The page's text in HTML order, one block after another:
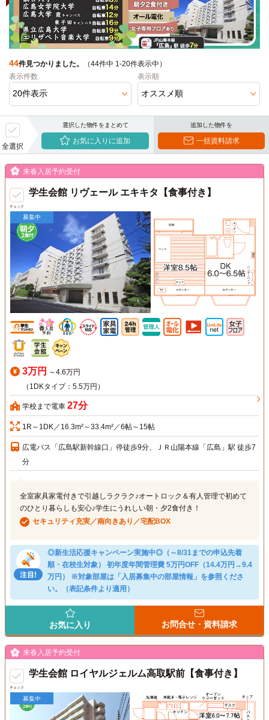
44件見つかりました。
（44件中 1-20件表示中）
表示件数
表示順
全選択
選択した物件をまとめて
お気に入りに追加
追加した物件を
一括資料請求
チェック
来春入居予約受付
学生会館 リヴェール エキキタ【食事付き】
募集中
3万円 ～4.6万円
（1DKタイプ：5.5万円）
学校まで電車 27分
1R～1DK／16.3m²～33.4m²／6帖～15帖
広電バス「広島駅新幹線口」停徒歩9分、ＪＲ山陽本線「広島」駅 徒歩7
分
全室家具家電付きで引越しラクラク♪オートロック＆有人管理で初めて
のひとり暮らしも安心♪学生にうれしい朝・夕2食付き！
セキュリティ充実／南向きあり／宅配BOX
◎新生活応援キャンペーン実施中◎（～8/31までの申込先着
順・在校生対象） 初年度年間管理費 5万円OFF（14.4万円→9.4
万円） ※対象部屋は「入居募集中の部屋情報」を参照くださ
い。（表記条件より適用）
お気に入り お問合せ・資料請求
チェック
来春入居予約受付
学生会館 ロイヤルジェルム高取駅前【食事付き】
募集中